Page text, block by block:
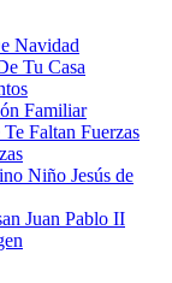
Navidad
Tu Casa
Familiar
Faltan Fuerzas
Niño Jesús de
Juan Pablo II